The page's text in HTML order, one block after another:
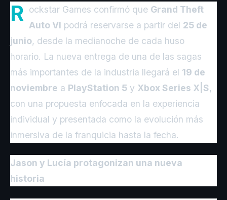
R ockstar Games confirmó que Grand Theft
Auto VI podrá reservarse a partir del 25 de
junio, desde la medianoche de cada huso
horario. La nueva entrega de una de las sagas
más importantes de la industria llegará el 19 de
noviembre a PlayStation 5 y Xbox Series X|S,
con una propuesta enfocada en la experiencia
individual y presentada como la evolución más
inmersiva de la franquicia hasta la fecha.
Jason y Lucía protagonizan una nueva
historia